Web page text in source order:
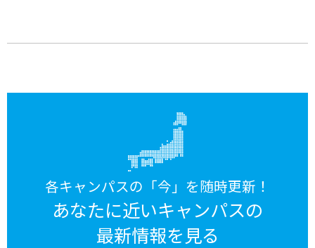
各キャンパスの「今」を随時更新！
あなたに近いキャンパスの
最新情報を見る